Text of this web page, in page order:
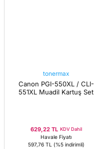
tonermax
Canon PGI-550XL / CLI-
551XL Muadil Kartuş Set
629,22 TL KDV Dahil
Havale Fiyatı
597,76 TL
(%5 indirimli)